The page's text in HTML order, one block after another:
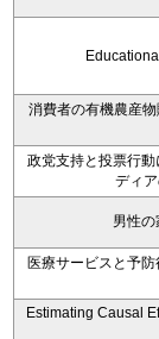
消費者の有機農産
政党支持と投票行
ディ
男性
医療サービスと予
Estimating Causal